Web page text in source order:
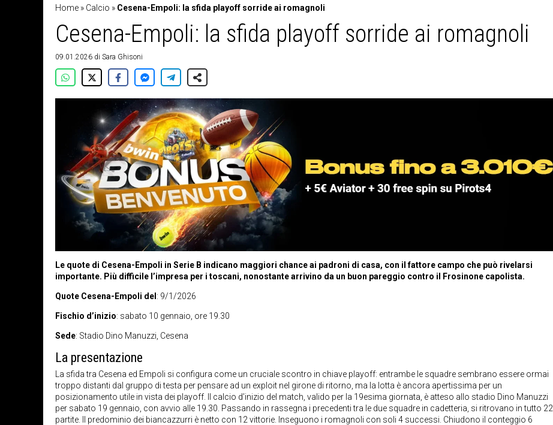
Home » Calcio » Cesena-Empoli: la sfida playoff sorride ai romagnoli
Cesena-Empoli: la sfida playoff sorride ai romagnoli
09.01.2026 di Sara Ghisoni
Le quote di Cesena-Empoli in Serie B indicano maggiori chance ai padroni di casa, con il fattore campo che può rivelarsi
importante. Più difficile l’impresa per i toscani, nonostante arrivino da un buon pareggio contro il Frosinone capolista.
Quote Cesena-Empoli del: 9/1/2026
Fischio d’inizio: sabato 10 gennaio, ore 19.30
Sede: Stadio Dino Manuzzi, Cesena
La presentazione
La sfida tra Cesena ed Empoli si configura come un cruciale scontro in chiave playoff: entrambe le squadre sembrano essere ormai
troppo distanti dal gruppo di testa per pensare ad un exploit nel girone di ritorno, ma la lotta è ancora apertissima per un
posizionamento utile in vista dei playoff. Il calcio d’inizio del match, valido per la 19esima giornata, è atteso allo stadio Dino Manuzzi
per sabato 19 gennaio, con avvio alle 19.30. Passando in rassegna i precedenti tra le due squadre in cadetteria, si ritrovano in tutto 22
partite. Il predominio dei biancazzurri è netto con 12 vittorie. Inseguono i romagnoli con soli 4 successi. Chiudono il conteggio 6